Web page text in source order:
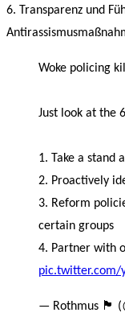
6. Transparenz und
Woke policing
Just look at the
1. Take a stand
2. Proactively
3. Reform
certain groups
4. Partner with
pic.twitter.com/
— Rothmus 🏴